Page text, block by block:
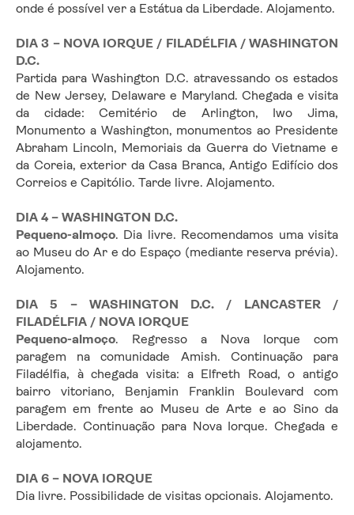
onde é possível ver a Estátua da Liberdade. Alojamento.
DIA 3 – NOVA IORQUE / FILADÉLFIA / WASHINGTON
D.C.
Partida para Washington D.C. atravessando os estados
de New Jersey, Delaware e Maryland. Chegada e visita
da cidade: Cemitério de Arlington, Iwo Jima,
Monumento a Washington, monumentos ao Presidente
Abraham Lincoln, Memoriais da Guerra do Vietname e
da Coreia, exterior da Casa Branca, Antigo Edifício dos
Correios e Capitólio. Tarde livre. Alojamento.
DIA 4 – WASHINGTON D.C.
Pequeno-almoço. Dia livre. Recomendamos uma visita
ao Museu do Ar e do Espaço (mediante reserva prévia).
Alojamento.
DIA 5 – WASHINGTON D.C. / LANCASTER /
FILADÉLFIA / NOVA IORQUE
Pequeno-almoço. Regresso a Nova Iorque com
paragem na comunidade Amish. Continuação para
Filadélfia, à chegada visita: a Elfreth Road, o antigo
bairro vitoriano, Benjamin Franklin Boulevard com
paragem em frente ao Museu de Arte e ao Sino da
Liberdade. Continuação para Nova Iorque. Chegada e
alojamento.
DIA 6 – NOVA IORQUE
Dia livre. Possibilidade de visitas opcionais. Alojamento.